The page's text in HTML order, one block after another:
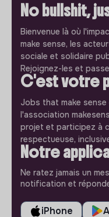
No bullshit,
Bienvenue là où
make sense, les
sociale et solidaire
Rejoignez-les et
C'est votre
Jobs that make
l'association
projet et participez à
respectueuse,
Notre
Ne ratez jamais un
notification et
iPhone